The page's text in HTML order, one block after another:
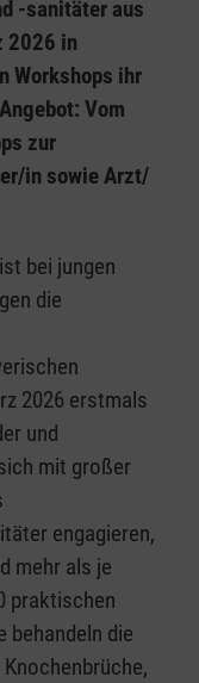
-sanitäter aus
2026 in
Workshops ihr
Vom
zur
in sowie Arzt/
bei jungen
die
2026 erstmals
und
mit großer
engagieren,
mehr als je
praktischen
behandeln die